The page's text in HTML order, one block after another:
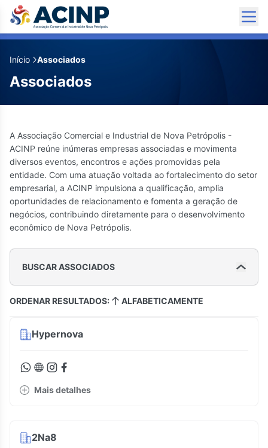
Início Associados
Associados
A Associação Comercial e Industrial de Nova Petrópolis -
ACINP reúne inúmeras empresas associadas e movimenta
diversos eventos, encontros e ações promovidas pela
entidade. Com uma atuação voltada ao fortalecimento do setor
empresarial, a ACINP impulsiona a qualificação, amplia
oportunidades de relacionamento e fomenta a geração de
negócios, contribuindo diretamente para o desenvolvimento
econômico de Nova Petrópolis.
BUSCAR ASSOCIADOS
ORDENAR RESULTADOS: ALFABETICAMENTE
Hypernova
Mais detalhes
Hypernova
(54) 99155-7433
pcf.maico@gmail.com
Rua Pe. Amstad, 425 - Sala 01
2Na8